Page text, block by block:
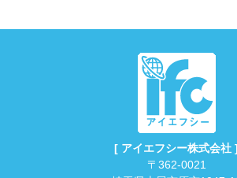
[ アイエフシー株式会社 ]
〒362-0021